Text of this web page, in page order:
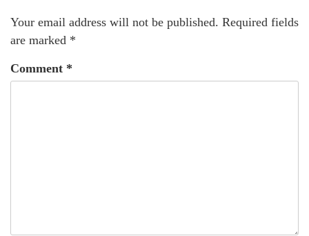
Your email address will not be published. Required fields
are marked *
Comment *